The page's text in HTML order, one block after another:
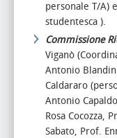
personale T/A)
studentesca ).
Commissione
Viganò
Antonio
Caldararo
Antonio
Rosa Cocozza,
Sabato, Prof.